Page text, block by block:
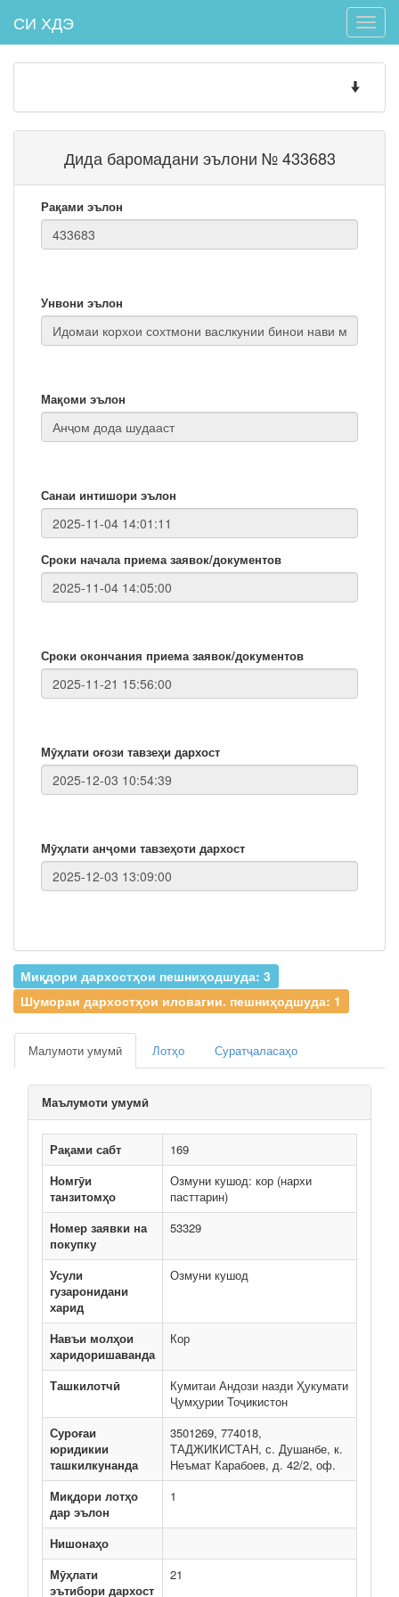
Toggle
СИ ХДЭ
Toggle
Дида баромадани эълони № 433683
Рақами эълон
Унвони эълон
Мақоми эълон
Санаи интишори эълон
Сроки начала приема заявок/документов
Сроки окончания приема заявок/документов
Мӯҳлати оғози тавзеҳи дархост
Мӯҳлати анҷоми тавзеҳоти дархост
Миқдори дархостҳои пешниҳодшуда: 3
Шумораи дархостҳои иловагии. пешниҳодшуда: 1
Малумоти умумӣ Лотҳо Суратҷаласаҳо
Маълумоти умумӣ
Рақами сабт
169
Номгӯи
танзитомҳо
Озмуни кушод: кор (нархи
пасттарин)
Номер заявки на
покупку
53329
Усули
гузаронидани
харид
Озмуни кушод
Навъи молҳои
харидоришаванда
Кор
Ташкилотчӣ
Кумитаи Андози назди Ҳукумати
Ҷумҳурии Тоҷикистон
Суроғаи
юридикии
ташкилкунанда
3501269, 774018,
ТАДЖИКИСТАН, с. Душанбе, к.
Неъмат Карабоев, д. 42/2, оф.
Миқдори лотҳо
дар эълон
1
Нишонаҳо
Мӯҳлати
эътибори дархост
21